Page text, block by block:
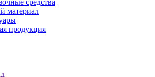
средства
материал
продукция